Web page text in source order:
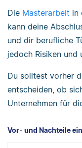
Die Masterarbeit in
kann deine
und dir berufliche
jedoch Risiken und
Du solltest vorher
entscheiden, ob
Unternehmen für
Vor- und Nachteile